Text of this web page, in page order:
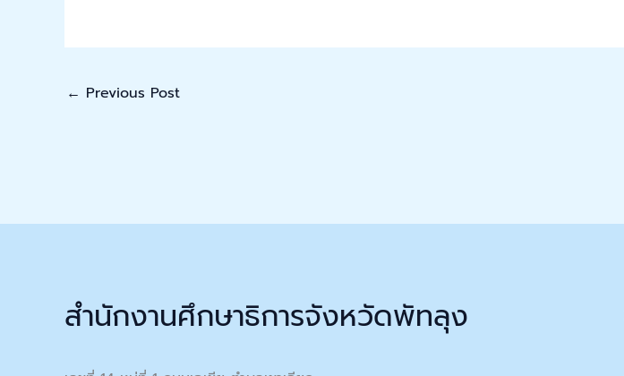
← Previous Post
สำนักงานศึกษาธิการจังหวัดพัทลุง